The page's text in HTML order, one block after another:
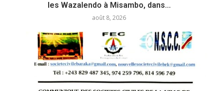
les Wazalendo à Misambo, dans...
août 8, 2026